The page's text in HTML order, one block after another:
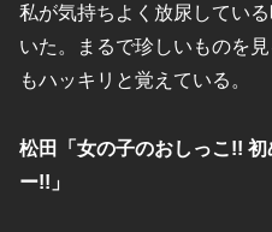
私が気持ちよく放尿してい
いた。まるで珍しいものを
もハッキリと覚えている。
松田「女の子のおしっこ!!
ー!!」